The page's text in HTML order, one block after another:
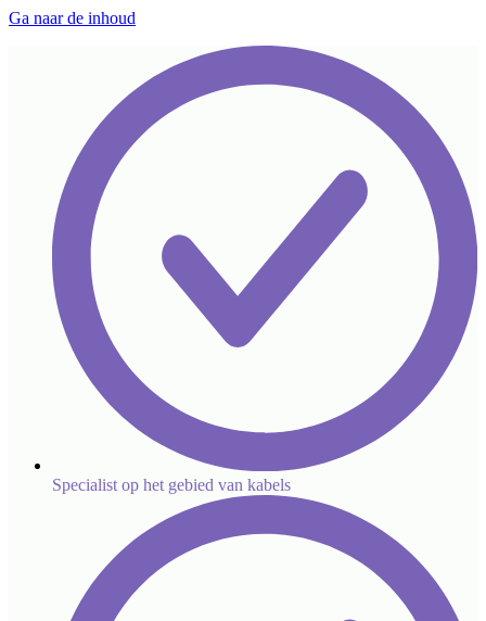
Ga naar de inhoud
Specialist op het gebied van kabels